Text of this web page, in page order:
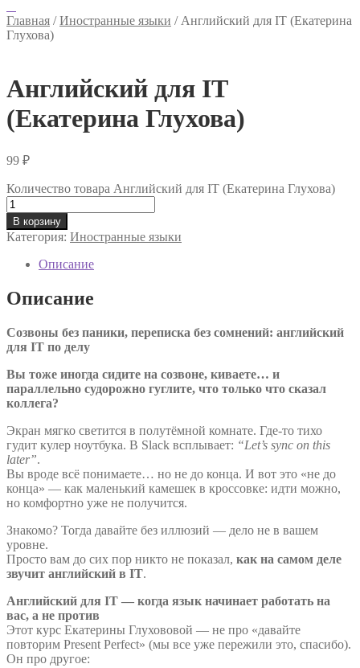
Главная /Иностранные языки / Английский для IT (Екатерина
Глухова)
Английский для IT
(Екатерина Глухова)
99 ₽
Количество товара Английский для IT (Екатерина Глухова)
В корзину
Категория: Иностранные языки
Описание
Описание
Созвоны без паники, переписка без сомнений: английский
для IT по делу
Вы тоже иногда сидите на созвоне, киваете… и
параллельно судорожно гуглите, что только что сказал
коллега?
Экран мягко светится в полутёмной комнате. Где-то тихо
гудит кулер ноутбука. В Slack всплывает: “Let’s sync on this
later”.
Вы вроде всё понимаете… но не до конца. И вот это «не до
конца» — как маленький камешек в кроссовке: идти можно,
но комфортно уже не получится.
Знакомо? Тогда давайте без иллюзий — дело не в вашем
уровне.
Просто вам до сих пор никто не показал, как на самом деле
звучит английский в IT.
Английский для IT — когда язык начинает работать на
вас, а не против
Этот курс Екатерины Глухововой — не про «давайте
повторим Present Perfect» (мы все уже пережили это, спасибо).
Он про другое: